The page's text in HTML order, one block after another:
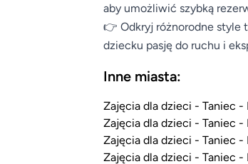
aby umożliwić szybką
👉 Odkryj różnorodne style
dziecku pasję do ruchu i
Inne miasta:
Zajęcia dla dzieci - Taniec
Zajęcia dla dzieci - Taniec -
Zajęcia dla dzieci - Taniec
Zajęcia dla dzieci - Taniec -